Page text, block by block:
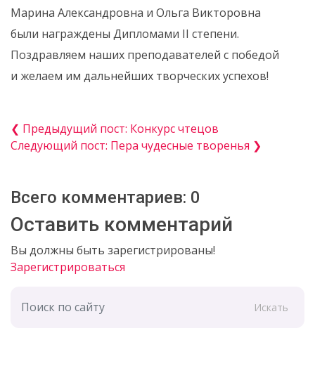
Марина Александровна и Ольга Викторовна
были награждены Дипломами II степени.
Поздравляем наших преподавателей с победой
и желаем им дальнейших творческих успехов!
❮ Предыдущий пост: Конкурс чтецов
Следующий пост: Пера чудесные творенья ❯
Всего комментариев: 0
Оставить комментарий
Вы должны быть зарегистрированы!
Зарегистрироваться
Искать